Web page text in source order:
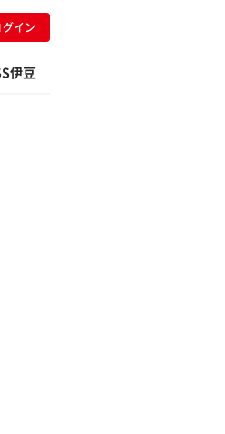
イン
伊豆